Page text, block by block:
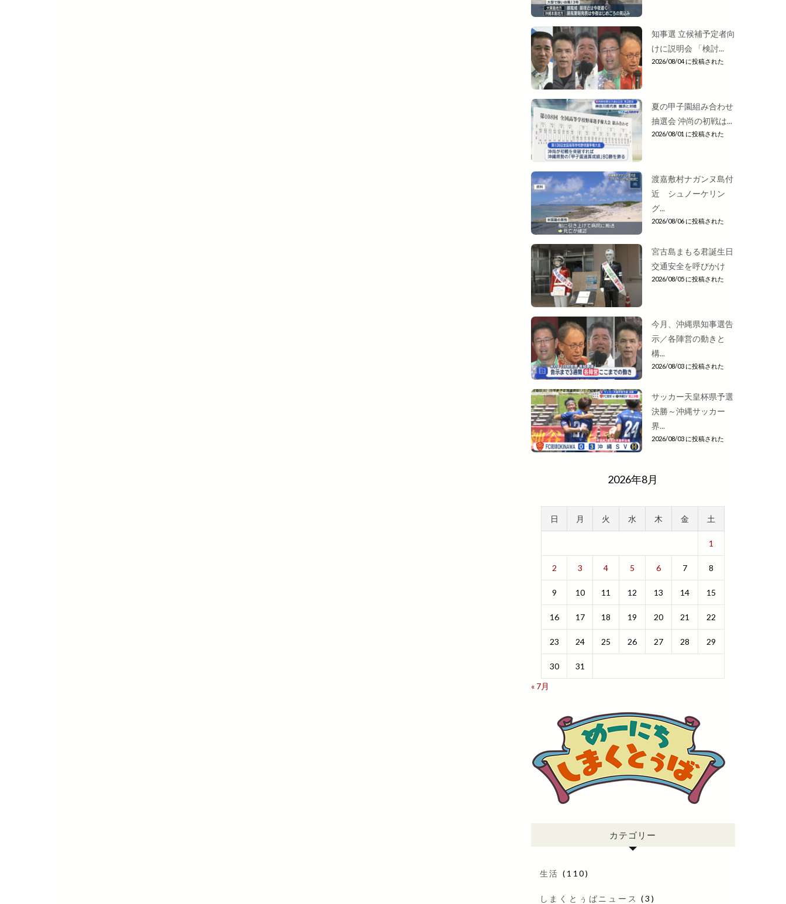
知事選 立候補予定者向
けに説明会 「検討...
2026/08/04 に投稿された
夏の甲子園組み合わせ
抽選会 沖尚の初戦は...
2026/08/01 に投稿された
渡嘉敷村ナガンヌ島付
近 シュノーケリン
グ...
2026/08/06 に投稿された
宮古島まもる君誕生日
交通安全を呼びかけ
2026/08/05 に投稿された
今月、沖縄県知事選告
示／各陣営の動きと
構...
2026/08/03 に投稿された
サッカー天皇杯県予選
決勝～沖縄サッカー
界...
2026/08/03 に投稿された
2026年8月
日 月 火 水 木 金 土
1
2 3 4 5 6 7 8
9 10 11 12 13 14 15
16 17 18 19 20 21 22
23 24 25 26 27 28 29
30
31
« 7月
カテゴリー
生活 (110)
しまくとぅばニュース (3)